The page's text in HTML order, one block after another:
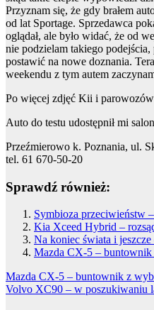
Przyznam się, że gdy brałem
od lat Sportage. Sprzedawca
oglądał, ale było widać, że od
nie podzielam takiego
postawić na nowe doznania.
weekendu z tym autem
Po więcej zdjęć Kii i parowozów
Auto do testu udostępnił mi salon
Przeźmierowo k. Poznania, ul.
tel. 61 670-50-20
Sprawdź również:
Symbioza przeciwieństw
Kia Xceed Hybrid –
Na koniec świata i
Mazda CX-5 –
Nawigacja
wpisu
Mazda CX-5 – buntownik z
Volvo XC90 – w poszukiwaniu